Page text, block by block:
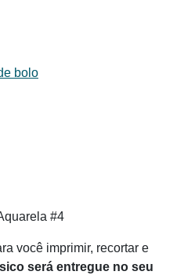
bolo
#4
você imprimir, recortar e
será entregue no seu